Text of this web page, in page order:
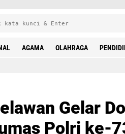
AGAMA OLAHRAGA
Gelar
Polri ke-